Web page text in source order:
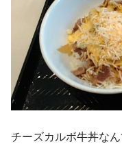
チーズカルボ牛丼な